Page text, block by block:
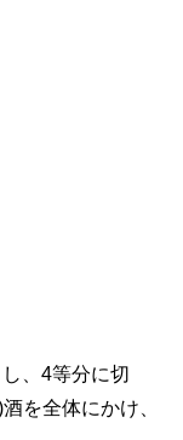
、4等分に切
を全体にかけ、